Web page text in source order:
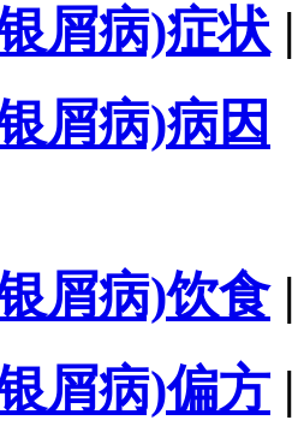
屑病)症状 |
屑病)病因
屑病)饮食|
屑病)偏方 |